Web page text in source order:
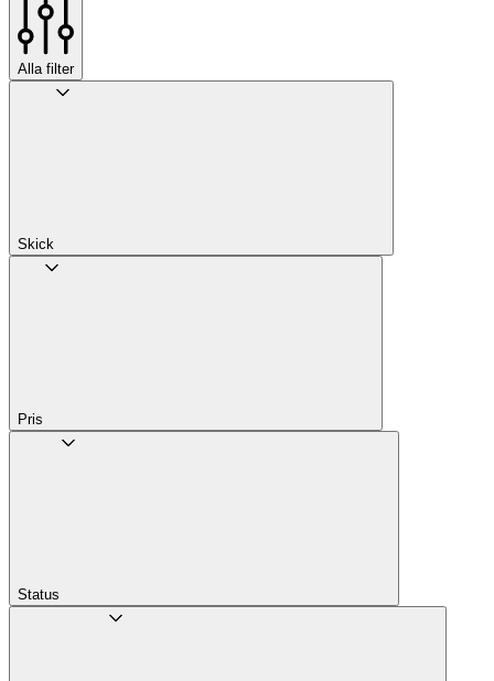
Alla filter
Skick
Pris
Status